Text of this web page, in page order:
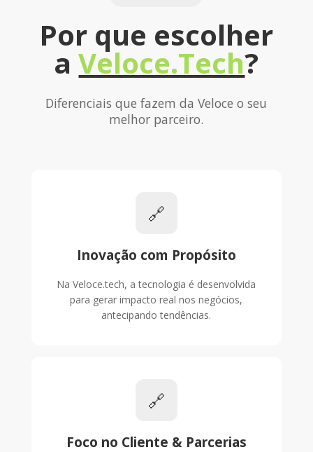
Por que escolher
aVeloce.Tech?
Diferenciais que fazem da Veloce o seu
melhor parceiro.
🔗
Inovação com Propósito
Na Veloce.tech, a tecnologia é desenvolvida
para gerar impacto real nos negócios,
antecipando tendências.
🔗
Foco no Cliente & Parcerias